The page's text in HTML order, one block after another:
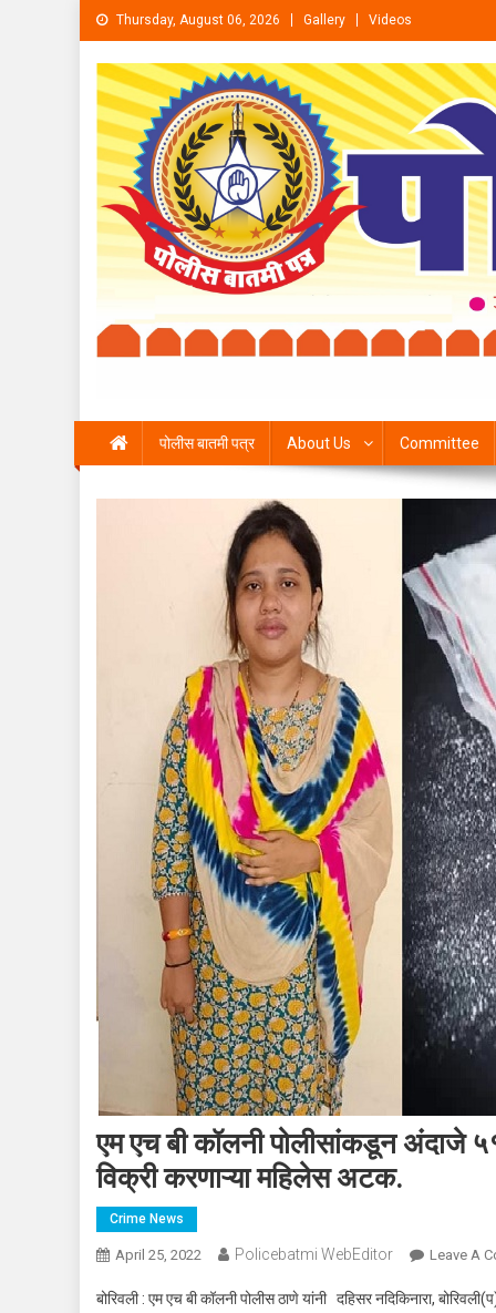
Skip to content
Thursday, August 06, 2026 Gallery Videos
पोलीस बातमी पत्र About Us Committee
एम एच बी कॉलनी पोलीसांकडून अंदाजे
विक्री करणाऱ्या महिलेस अटक.
Crime News
April 25, 2022 Policebatmi WebEditor Leave A
बोरिवली : एम एच बी कॉलनी पोलीस ठाणे यांनी दहिसर नदिकिनारा,